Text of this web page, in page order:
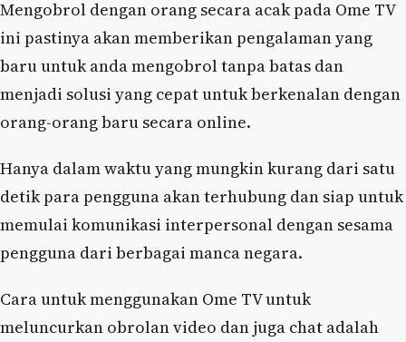
Mengobrol dengan orang secara acak pada Ome TV
ini pastinya akan memberikan pengalaman yang
baru untuk anda mengobrol tanpa batas dan
menjadi solusi yang cepat untuk berkenalan dengan
orang-orang baru secara online.
Hanya dalam waktu yang mungkin kurang dari satu
detik para pengguna akan terhubung dan siap untuk
memulai komunikasi interpersonal dengan sesama
pengguna dari berbagai manca negara.
Cara untuk menggunakan Ome TV untuk
meluncurkan obrolan video dan juga chat adalah